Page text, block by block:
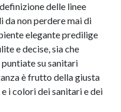
definizione delle linee
non perdere mai di
elegante predilige
e decise, sia che
su sanitari
è frutto della giusta
i colori dei sanitari e dei